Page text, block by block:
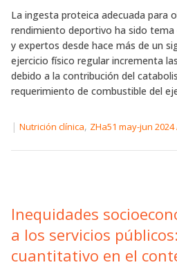
La ingesta proteica adecuada para
rendimiento deportivo ha sido tema
y expertos desde hace más de un
ejercicio físico regular incrementa
debido a la contribución del
requerimiento de combustible del
| Nutrición clínica, ZHa51 may-jun
Inequidades
a los servicios
cuantitativo en el